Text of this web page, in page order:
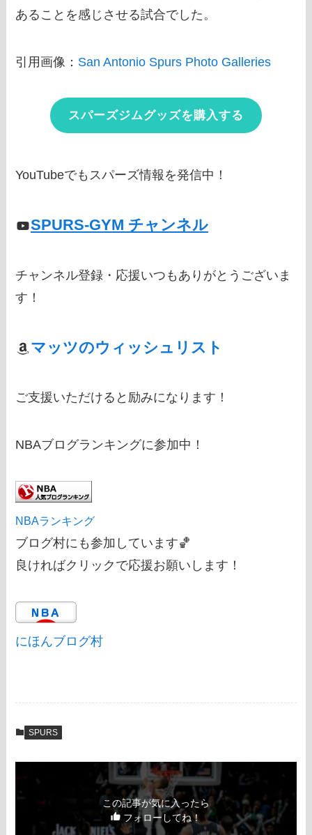
あることを感じさせる試合でした。
引用画像： San Antonio Spurs Photo Galleries
スパーズジムグッズを購入する
YouTubeでもスパーズ情報を発信中！
SPURS-GYM チャンネル
チャンネル登録・応援いつもありがとうございま
す！
マッツのウィッシュリスト
ご支援いただけると励みになります！
NBAブログランキングに参加中！
NBAランキング
ブログ村にも参加しています🏀
良ければクリックで応援お願いします！
にほんブログ村
SPURS
この記事が気に入ったら
フォローしてね！